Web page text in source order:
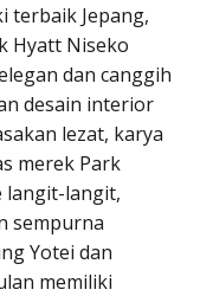
terbaik Jepang,
Hyatt Niseko
dan canggih
desain interior
lezat, karya
merek Park
langit-langit,
sempurna
Yotei dan
memiliki